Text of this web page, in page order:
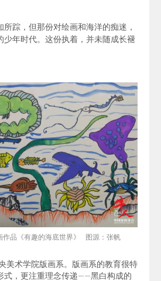
踪，但那份对绘画和海洋的痴迷，
少年时代。这份执着，并未随成长褪
作品《有趣的海底世界》 图源：张帆
美术学院版画系。
版画系的教育很特
， 更注重理念传递——黑白构成的